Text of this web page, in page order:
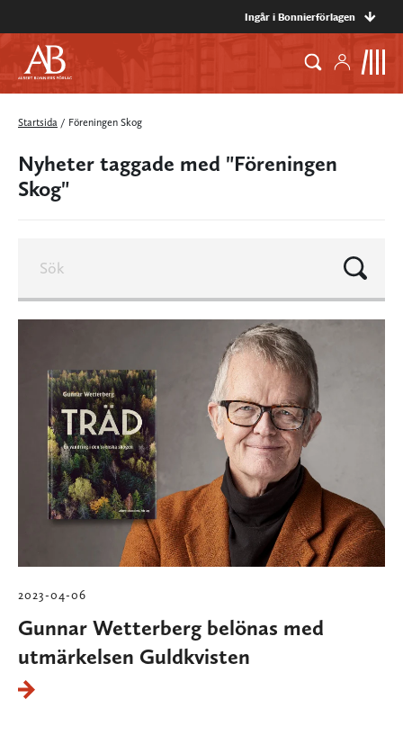
Ingår i Bonnierförlagen
Startsida / Föreningen Skog
Nyheter taggade med "Föreningen
Skog"
2023-04-06
Gunnar Wetterberg belönas med
utmärkelsen Guldkvisten